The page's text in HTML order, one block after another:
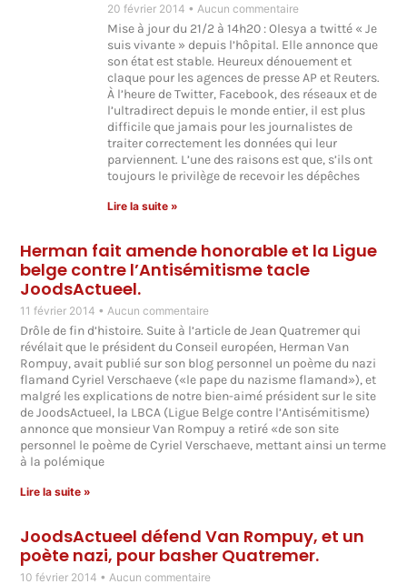
20 février 2014 Aucun commentaire
Mise à jour du 21/2 à 14h20 : Olesya a twitté « Je
suis vivante » depuis l’hôpital. Elle annonce que
son état est stable. Heureux dénouement et
claque pour les agences de presse AP et Reuters.
À l’heure de Twitter, Facebook, des réseaux et de
l’ultradirect depuis le monde entier, il est plus
difficile que jamais pour les journalistes de
traiter correctement les données qui leur
parviennent. L’une des raisons est que, s’ils ont
toujours le privilège de recevoir les dépêches
Lire la suite »
Herman fait amende honorable et la Ligue
belge contre l’Antisémitisme tacle
JoodsActueel.
11 février 2014 Aucun commentaire
Drôle de fin d’histoire. Suite à l’article de Jean Quatremer qui
révélait que le président du Conseil européen, Herman Van
Rompuy, avait publié sur son blog personnel un poème du nazi
flamand Cyriel Verschaeve («le pape du nazisme flamand»), et
malgré les explications de notre bien-aimé président sur le site
de JoodsActueel, la LBCA (Ligue Belge contre l’Antisémitisme)
annonce que monsieur Van Rompuy a retiré «de son site
personnel le poème de Cyriel Verschaeve, mettant ainsi un terme
à la polémique
Lire la suite »
JoodsActueel défend Van Rompuy, et un
poète nazi, pour basher Quatremer.
10 février 2014 Aucun commentaire